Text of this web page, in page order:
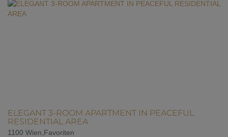
ELEGANT 3-ROOM APARTMENT IN PEACEFUL
RESIDENTIAL AREA
1100 Wien,Favoriten